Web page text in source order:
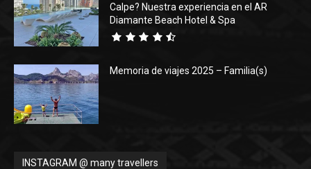
Calpe? Nuestra experiencia en el AR
Diamante Beach Hotel & Spa
Memoria de viajes 2025 – Familia(s)
INSTAGRAM @ many travellers